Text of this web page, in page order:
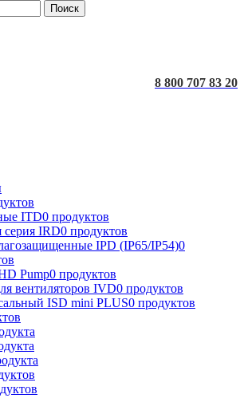
Поиск
8 800 707 83 20
ITD0 продуктов
серия IRD0 продуктов
IPD (IP65/IP54)0
Pump0 продуктов
вентиляторов IVD0 продуктов
ISD mini PLUS0 продуктов